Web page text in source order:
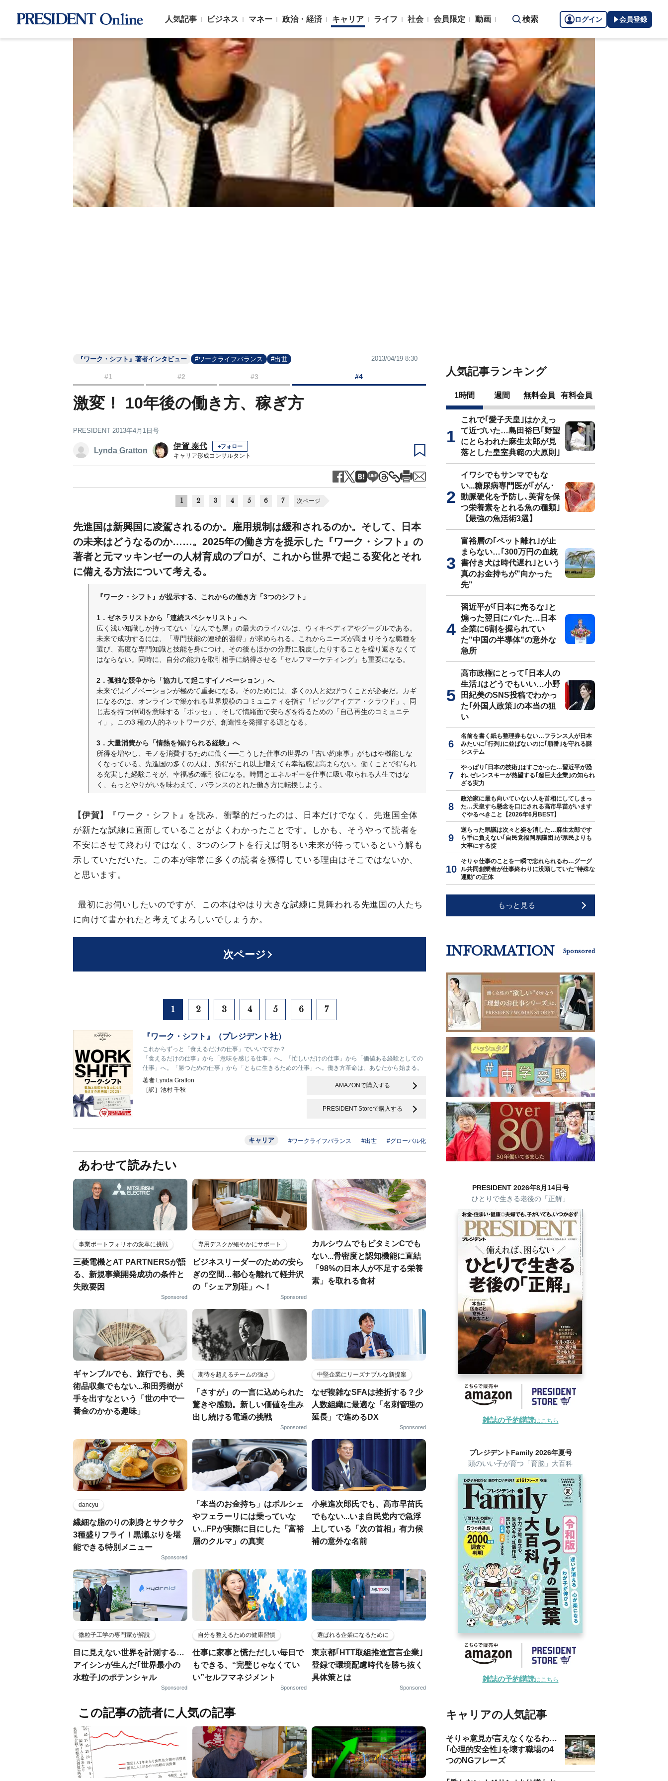
人気記事 ビジネス マネー 政治・経済 キャリア ライフ 社会 会員限定 動画 検索 ログイン 会員登録
『ワーク・シフト』著者インタビュー #ワークライフバランス #出世 2013/04/19 8:30
#1 #2 #3 #4
激変！ 10年後の働き方、稼ぎ方
PRESIDENT 2013年4月1日号
Lynda Gratton 伊賀 泰代 +フォロー
キャリア形成コンサルタント
1 2 3 4 5 6 7 次ページ
先進国は新興国に凌駕されるのか。雇用規制は緩和されるのか。そして、日本
の未来はどうなるのか……。2025年の働き方を提示した『ワーク・シフト』の
著者と元マッキンゼーの人材育成のプロが、これから世界で起こる変化とそれ
に備える方法について考える。
『ワーク・シフト』が提示する、これからの働き方「3つのシフト」
1．ゼネラリストから「連続スペシャリスト」へ
広く浅い知識しか持ってない「なんでも屋」の最大のライバルは、ウィキペディアやグーグルである。
未来で成功するには、「専門技能の連続的習得」が求められる。これからニーズが高まりそうな職種を
選び、高度な専門知識と技能を身につけ、その後もほかの分野に脱皮したりすることを繰り返さなくて
はならない。同時に、自分の能力を取引相手に納得させる「セルフマーケティング」も重要になる。
2．孤独な競争から「協力して起こすイノベーション」へ
未来ではイノベーションが極めて重要になる。そのためには、多くの人と結びつくことが必要だ。カギ
になるのは、オンラインで築かれる世界規模のコミュニティを指す「ビッグアイデア・クラウド」、同
じ志を持つ仲間を意味する「ポッセ」、そして情緒面で安らぎを得るための「自己再生のコミュニテ
ィ」。この3 種の人的ネットワークが、創造性を発揮する源となる。
3．大量消費から「情熱を傾けられる経験」へ
所得を増やし、モノを消費するために働く──こうした仕事の世界の「古い約束事」がもはや機能しな
くなっている。先進国の多くの人は、所得がこれ以上増えても幸福感は高まらない。働くことで得られ
る充実した経験こそが、幸福感の牽引役になる。時間とエネルギーを仕事に吸い取られる人生ではな
く、もっとやりがいを味わえて、バランスのとれた働き方に転換しよう。
【伊賀】
『ワーク・シフト』を読み、衝撃的だったのは、日本だけでなく、先進国全体
が新たな試練に直面していることがよくわかったことです。しかも、そうやって読者を
不安にさせて終わりではなく、3つのシフトを行えば明るい未来が待っているという解も
示していただいた。この本が非常に多くの読者を獲得している理由はそこではないか、
と思います。
最初にお伺いしたいのですが、この本はやはり大きな試練に見舞われる先進国の人たち
に向けて書かれたと考えてよろしいでしょうか。
次ページ
1 2 3 4 5 6 7
『ワーク・シフト』（プレジデント社）
これからずっと「食えるだけの仕事」でいいですか？
「食えるだけの仕事」から「意味を感じる仕事」へ。「忙しいだけの仕事」から「価値ある経験としての
仕事」へ。「勝つための仕事」から「ともに生きるための仕事」へ。働き方革命は、あなたから始まる。
著者 Lynda Gratton
［訳］池村 千秋
AMAZONで購入する
PRESIDENT Storeで購入する
キャリア #ワークライフバランス #出世 #グローバル化
あわせて読みたい
事業ポートフォリオの変革に挑戦
三菱電機とAT PARTNERSが語
る、新規事業開発成功の条件と
失敗要因
Sponsored
専用デスクが細やかにサポート
ビジネスリーダーのための安ら
ぎの空間…都心を離れて軽井沢
の「シェア別荘」へ！
Sponsored
カルシウムでもビタミンCでも
ない...骨密度と認知機能に直結
「98%の日本人が不足する栄養
素」を取れる食材
ギャンブルでも、旅行でも、美
術品収集でもない...和田秀樹が
手を出すなという「世の中で一
番金のかかる趣味」
期待を超えるチームの強さ
「さすが」の一言に込められた
驚きや感動。新しい価値を生み
出し続ける電通の挑戦
Sponsored
中堅企業にリーズナブルな新提案
なぜ複雑なSFAは挫折する？少
人数組織に最適な「名刺管理の
延長」で進めるDX
Sponsored
dancyu
繊細な脂のりの刺身とサクサク
3種盛りフライ！黒瀬ぶりを堪
能できる特別メニュー
Sponsored
「本当のお金持ち」はポルシェ
やフェラーリには乗っていな
い...FPが実際に目にした「富裕
層のクルマ」の真実
小泉進次郎氏でも、高市早苗氏
でもない...いま自民党内で急浮
上している「次の首相」有力候
補の意外な名前
微粒子工学の専門家が解説
目に見えない世界を計測する…
アイシンが生んだ｢世界最小の
水粒子｣のポテンシャル
Sponsored
自分を整えるための健康習慣
仕事に家事と慌ただしい毎日で
もできる、“完璧じゃなくてい
い”セルフマネジメント
Sponsored
選ばれる企業になるために
東京都｢HTT取組推進宣言企業｣
登録で環境配慮時代を勝ち抜く
具体策とは
Sponsored
この記事の読者に人気の記事
人気記事ランキング
1時間 週間 無料会員 有料会員
これで｢愛子天皇｣はかえっ
て近づいた…島田裕巳｢野望
にとらわれた麻生太郎が見
落とした皇室典範の大原則｣
イワシでもサンマでもな
い...糖尿病専門医が｢がん･
動脈硬化を予防し､美背を保
つ栄養素をとれる魚の種類｣
【最強の魚活術3選】
富裕層の｢ペット離れ｣が止
まらない…｢300万円の血統
書付き犬は時代遅れ｣という
真のお金持ちが"向かった
先"
習近平が｢日本に売るな｣と
煽った翌日にバレた…日本
企業に6割を握られてい
た"中国の半導体"の意外な
急所
高市政権にとって｢日本人の
生活｣はどうでもいい…小野
田紀美のSNS投稿でわかっ
た｢外国人政策｣の本当の狙
い
名前を書く紙も整理券もない…フランス人が日本
みたいに｢行列｣に並ばないのに｢順番｣を守れる謎
システム
やっぱり｢日本の技術｣はすごかった…習近平が恐
れ､ゼレンスキーが熱望する｢超巨大企業｣の知られ
ざる実力
政治家に最も向いていない人を首相にしてしまっ
た…天皇すら懸念を口にされる高市早苗がいます
ぐやるべきこと【2026年6月BEST】
逆らった県議は次々と姿を消した…麻生太郎です
ら手に負えない｢自民党福岡県議団｣が県民よりも
大事にする掟
そりゃ仕事のことを一瞬で忘れられるわ…グーグ
ル共同創業者が仕事終わりに没頭していた"特殊な
運動"の正体
もっと見る
INFORMATION Sponsored
PRESIDENT 2026年8月14日号
ひとりで生きる老後の「正解」
雑誌の予約購読はこちら
プレジデントFamily 2026年夏号
頭のいい子が育つ「育脳」大百科
雑誌の予約購読はこちら
キャリアの人気記事
そりゃ意見が言えなくなるわ…
｢心理的安全性｣を壊す職場の4
つのNGフレーズ